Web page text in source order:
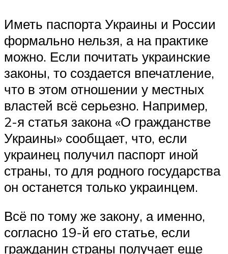
Иметь паспорта Украины и России
формально нельзя, а на практике
можно. Если почитать украинские
законы, то создается впечатление,
что в этом отношении у местных
властей всё серьезно. Например,
2-я статья закона «О гражданстве
Украины» сообщает, что, если
украинец получил паспорт иной
страны, то для родного государства
он останется только украинцем.
Всё по тому же закону, а именно,
согласно 19-й его статье, если
гражданин страны получает еще